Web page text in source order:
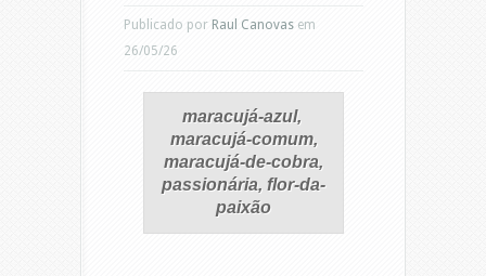
Publicado por Raul Canovas em
26/05/26
maracujá-azul,
maracujá-comum,
maracujá-de-cobra,
passionária, flor-da-
paixão